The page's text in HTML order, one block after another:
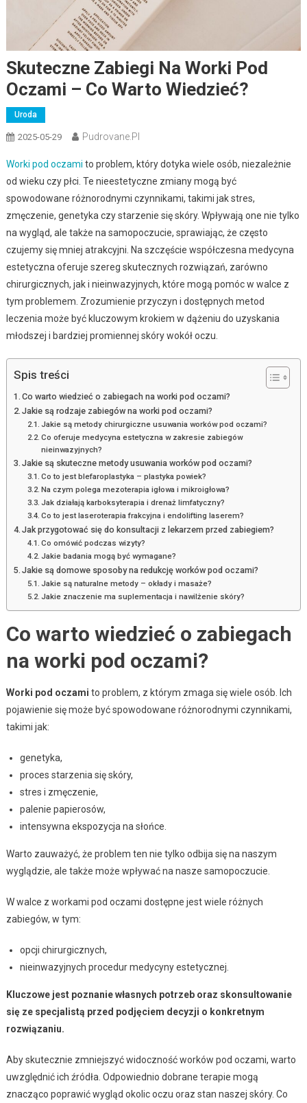
Skuteczne Zabiegi Na Worki Pod
Oczami – Co Warto Wiedzieć?
Uroda
2025-05-29 Pudrovane.pl
Worki pod oczami to problem, który dotyka wiele osób, niezależnie
od wieku czy płci. Te nieestetyczne zmiany mogą być
spowodowane różnorodnymi czynnikami, takimi jak stres,
zmęczenie, genetyka czy starzenie się skóry. Wpływają one nie tylko
na wygląd, ale także na samopoczucie, sprawiając, że często
czujemy się mniej atrakcyjni. Na szczęście współczesna medycyna
estetyczna oferuje szereg skutecznych rozwiązań, zarówno
chirurgicznych, jak i nieinwazyjnych, które mogą pomóc w walce z
tym problemem. Zrozumienie przyczyn i dostępnych metod
leczenia może być kluczowym krokiem w dążeniu do uzyskania
młodszej i bardziej promiennej skóry wokół oczu.
Spis treści
Co warto wiedzieć o zabiegach na worki pod oczami?
Jakie są rodzaje zabiegów na worki pod oczami?
Jakie są metody chirurgiczne usuwania worków pod oczami?
Co oferuje medycyna estetyczna w zakresie zabiegów
nieinwazyjnych?
Jakie są skuteczne metody usuwania worków pod oczami?
Co to jest blefaroplastyka – plastyka powiek?
Na czym polega mezoterapia igłowa i mikroigłowa?
Jak działają karboksyterapia i drenaż limfatyczny?
Co to jest laseroterapia frakcyjna i endolifting laserem?
Jak przygotować się do konsultacji z lekarzem przed zabiegiem?
Co omówić podczas wizyty?
Jakie badania mogą być wymagane?
Jakie są domowe sposoby na redukcję worków pod oczami?
Jakie są naturalne metody – okłady i masaże?
Jakie znaczenie ma suplementacja i nawilżenie skóry?
Co warto wiedzieć o zabiegach
na worki pod oczami?
Worki pod oczami to problem, z którym zmaga się wiele osób. Ich
pojawienie się może być spowodowane różnorodnymi czynnikami,
takimi jak:
genetyka,
proces starzenia się skóry,
stres i zmęczenie,
palenie papierosów,
intensywna ekspozycja na słońce.
Warto zauważyć, że problem ten nie tylko odbija się na naszym
wyglądzie, ale także może wpływać na nasze samopoczucie.
W walce z workami pod oczami dostępne jest wiele różnych
zabiegów, w tym:
opcji chirurgicznych,
nieinwazyjnych procedur medycyny estetycznej.
Kluczowe jest poznanie własnych potrzeb oraz skonsultowanie
się ze specjalistą przed podjęciem decyzji o konkretnym
rozwiązaniu.
Aby skutecznie zmniejszyć widoczność worków pod oczami, warto
uwzględnić ich źródła. Odpowiednio dobrane terapie mogą
znacząco poprawić wygląd okolic oczu oraz stan naszej skóry. Co